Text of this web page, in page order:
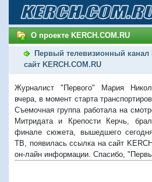
О проекте KERCH.COM.RU
Первый телевизионный канал
сайт KERCH.COM.RU
Журналист "Первого" Мария
вчера, в момент старта
Съемочная группа работала на
Митридата и Крепости Керчь,
финале сюжета, вышедшего
ТВ, появилась ссылка на сайт
он-лайн информации. Спасибо,